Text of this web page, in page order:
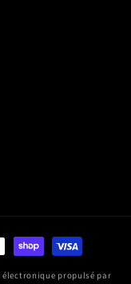
électronique propulsé par